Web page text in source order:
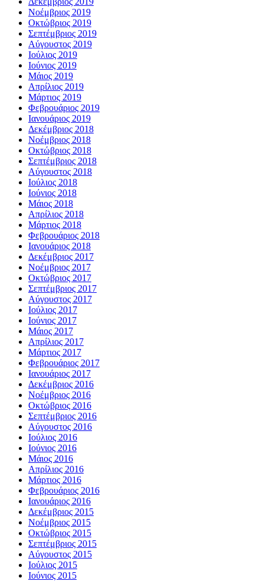
Νοέμβριος 2019
Οκτώβριος 2019
Σεπτέμβριος 2019
Αύγουστος 2019
Ιούλιος 2019
Ιούνιος 2019
Μάιος 2019
Απρίλιος 2019
Μάρτιος 2019
Φεβρουάριος 2019
Ιανουάριος 2019
Δεκέμβριος 2018
Νοέμβριος 2018
Οκτώβριος 2018
Σεπτέμβριος 2018
Αύγουστος 2018
Ιούλιος 2018
Ιούνιος 2018
Μάιος 2018
Απρίλιος 2018
Μάρτιος 2018
Φεβρουάριος 2018
Ιανουάριος 2018
Δεκέμβριος 2017
Νοέμβριος 2017
Οκτώβριος 2017
Σεπτέμβριος 2017
Αύγουστος 2017
Ιούλιος 2017
Ιούνιος 2017
Μάιος 2017
Απρίλιος 2017
Μάρτιος 2017
Φεβρουάριος 2017
Ιανουάριος 2017
Δεκέμβριος 2016
Νοέμβριος 2016
Οκτώβριος 2016
Σεπτέμβριος 2016
Αύγουστος 2016
Ιούλιος 2016
Ιούνιος 2016
Μάιος 2016
Απρίλιος 2016
Μάρτιος 2016
Φεβρουάριος 2016
Ιανουάριος 2016
Δεκέμβριος 2015
Νοέμβριος 2015
Οκτώβριος 2015
Σεπτέμβριος 2015
Αύγουστος 2015
Ιούλιος 2015
Ιούνιος 2015